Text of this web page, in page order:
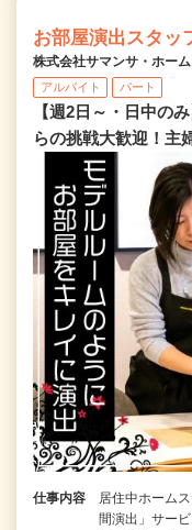
お部屋演出スタッ
株式会社サマンサ・ホー
アルバイト パート
【週2日～・日中の
らの挑戦大歓迎！主
仕事内容
居住中ホーム
間演出」サー